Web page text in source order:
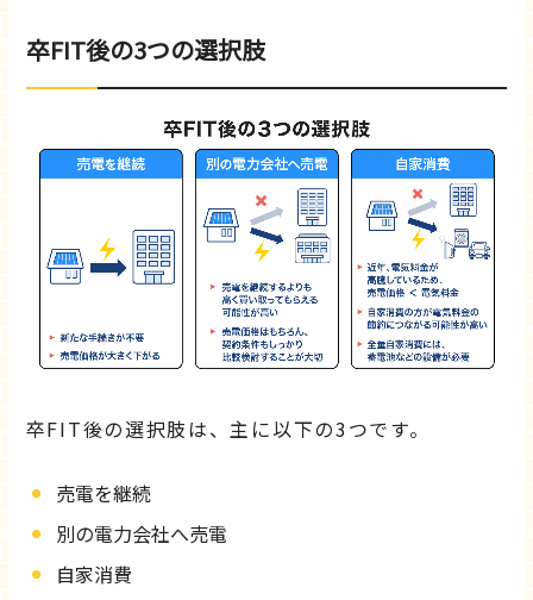
卒FIT後の3つの選択肢
卒FIT後の選択肢は、主に以下の3つです。
売電を継続
別の電力会社へ売電
自家消費